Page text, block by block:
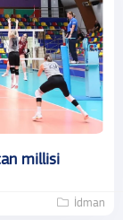
millisi
İdman